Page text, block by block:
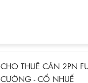
CHO THUÊ CĂN 2PN
CƯỜNG - CỔ NHUẾ